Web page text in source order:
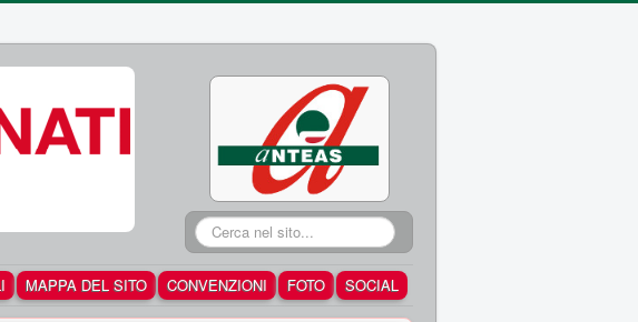
Cerca...
MAPPA DEL SITO CONVENZIONI FOTO SOCIAL